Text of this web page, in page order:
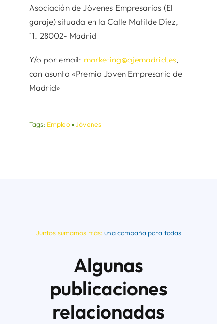
Asociación de Jóvenes Empresarios (El
garaje) situada en la Calle Matilde Díez,
11. 28002- Madrid
Y/o por email: marketing@ajemadrid.es,
con asunto «Premio Joven Empresario de
Madrid»
Tags: Empleo▪Jóvenes
Juntos sumamos más:una campaña para todas
Algunas
publicaciones
relacionadas